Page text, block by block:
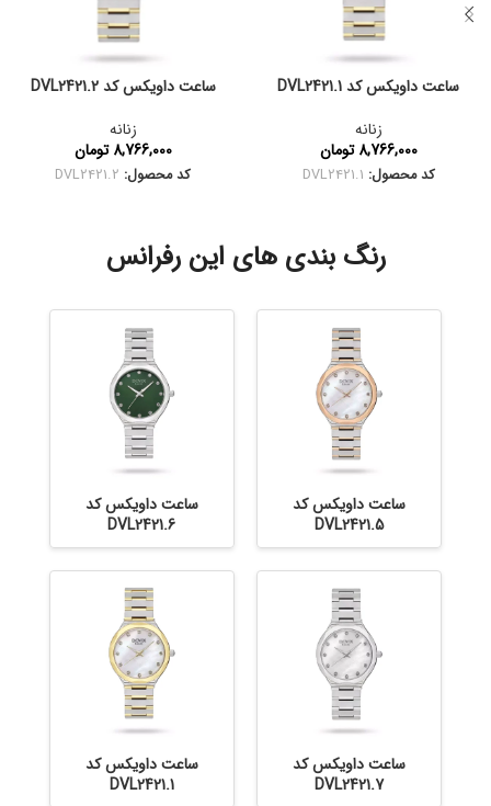
ساعت داویکس کد DVL2421.1
زنانه
8,766,000 تومان
کد محصول: DVL2421.1
ساعت داویکس کد DVL2421.2
زنانه
8,766,000 تومان
کد محصول: DVL2421.2
رنگ بندی های این رفرانس
ساعت داویکس کد
DVL2421.5
ساعت داویکس کد
DVL2421.6
ساعت داویکس کد
DVL2421.7
ساعت داویکس کد
DVL2421.1